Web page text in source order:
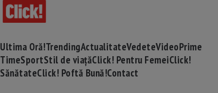
Ultima Oră!TrendingActualitateVedeteVideoPrime
TimeSportStil de viațăClick! Pentru FemeiClick!
SănătateClick! Poftă Bună!Contact